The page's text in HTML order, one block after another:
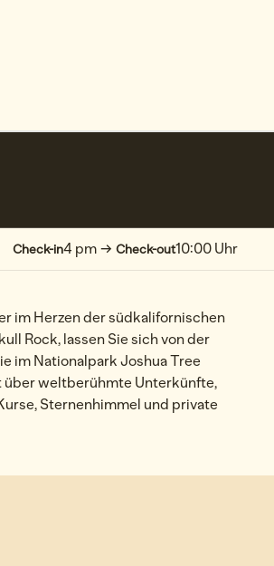
Check-in4 pm → Check-out10:00 Uhr
im Herzen der südkalifornischen
Rock, lassen Sie sich von der
im Nationalpark Joshua Tree
über weltberühmte Unterkünfte,
Sternenhimmel und private